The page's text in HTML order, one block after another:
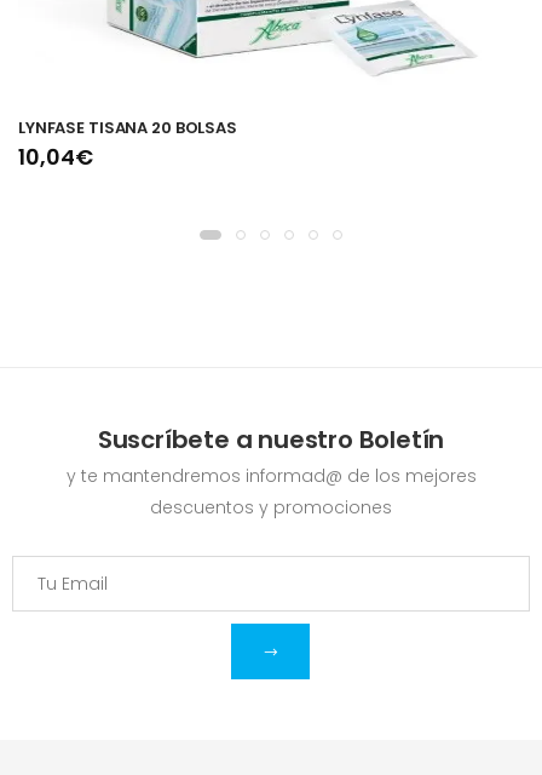
LYNFASE TISANA 20 BOLSAS
10,04€
Suscríbete a nuestro Boletín
y te mantendremos informad@ de los mejores
descuentos y promociones